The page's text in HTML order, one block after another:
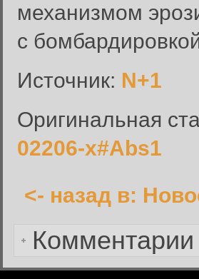
механизмом
с
Источник: N+1
Оригинальная
02206-x#Abs1
<- назад в:
Комментарии
Введите имя
Вход в систему
Забыли пароль?